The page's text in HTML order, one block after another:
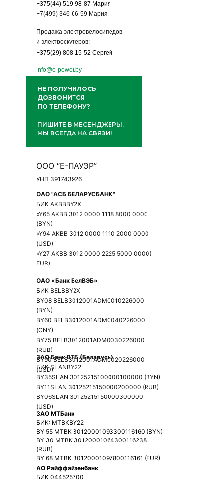
ООО “Е-ПАУЭР”
УНП 391743926
ОАО "АСБ БЕЛАРУСБАНК"
БИК AKBBBY2X
«Y65 AKBB 3012 0000 1118 8000 0000
(BYN)
«Y94 AKBB 3012 0000 1110 2000 0000
(USD)
«Y27 AKBB 3012 0000 2225 5000 0000(
EUR)
ОАО «Банк БелВЭБ»
БИК BELBBY2X
BY08 BELB3012001ADM0010226000
(BYN)
BY60 BELB3012001ADM0040226000
(CNY)
BY75 BELB3012001ADM0030226000
(RUB)
BY90 BELB3012001ADM0020226000
(USD)
ЗАО Банк ВТБ (Беларусь)
БИК SLANBY22
BY35SLAN 30125215100000100000 (BYN)
BY11SLAN 30125215150000200000 (RUB)
BY06SLAN 30125215150000300000
(USD)
ЗАО МТБанк
БИК: MTBKBY22
BY 55 MTBK 30120001093300116160 (BYN)
BY 30 MTBK 30120001064300116238
(RUB)
BY 68 MTBK 30120001097800116161 (EUR)
АО Райффайзенбанк
БИК 044525700
info@e-power.by
Продажа электровелосипедов
и электроскутеров:
+375(44) 519-98-87 Мария
+375(29) 808-15-52 Сергей
+7(499) 346-66-59 Мария
НЕ ПОЛУЧИЛОСЬ
ДОЗВОНИТСЯ
ПО ТЕЛЕФОНУ?
ПИШИТЕ В МЕСЕНДЖЕРЫ.
МЫ ВСЕГДА НА СВЯЗИ!